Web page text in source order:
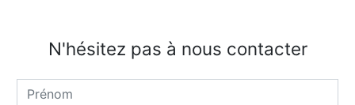
N'hésitez pas à nous contacter